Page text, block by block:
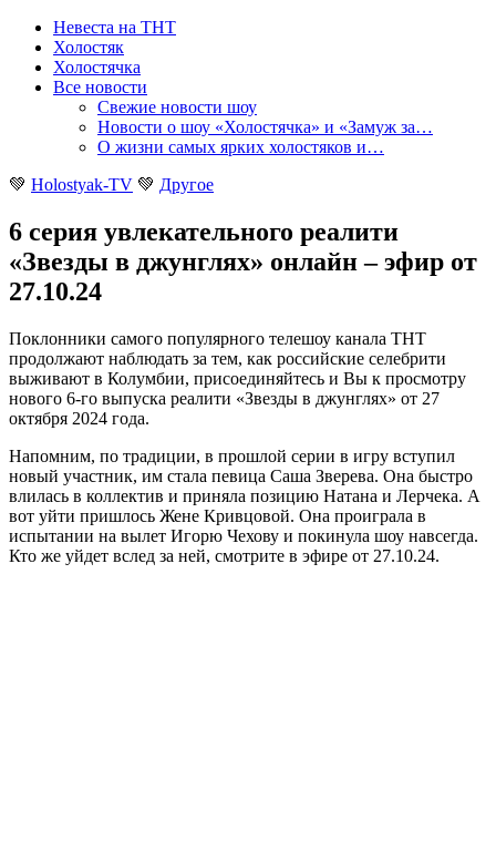
Невеста на ТНТ
Холостяк
Холостячка
Все новости
Свежие новости шоу
Новости о шоу «Холостячка» и «Замуж за…
О жизни самых ярких холостяков и…
💚 Holostyak-TV 💚 Другое
6 серия увлекательного реалити
«Звезды в джунглях» онлайн – эфир от
27.10.24
Поклонники самого популярного телешоу канала ТНТ
продолжают наблюдать за тем, как российские селебрити
выживают в Колумбии, присоединяйтесь и Вы к просмотру
нового 6-го выпуска реалити «Звезды в джунглях» от 27
октября 2024 года.
Напомним, по традиции, в прошлой серии в игру вступил
новый участник, им стала певица Саша Зверева. Она быстро
влилась в коллектив и приняла позицию Натана и Лерчека. А
вот уйти пришлось Жене Кривцовой. Она проиграла в
испытании на вылет Игорю Чехову и покинула шоу навсегда.
Кто же уйдет вслед за ней, смотрите в эфире от 27.10.24.